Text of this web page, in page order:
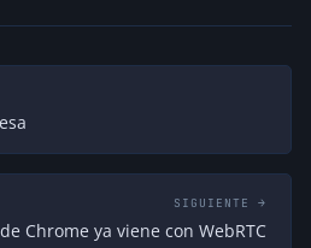
el ámbito experimental.
«workarounds» y
con la norma HTML5
actuales. WebRTC
tanto un largo recorrido
SIGUIENTE →
Chrome ya viene con WebRTC